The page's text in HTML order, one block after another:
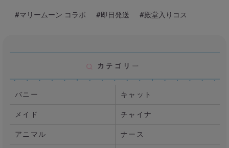
#マリームーン コラボ #即日発送 #殿堂入りコス
バニー
キャット
メイド
チャイナ
アニマル
ナース